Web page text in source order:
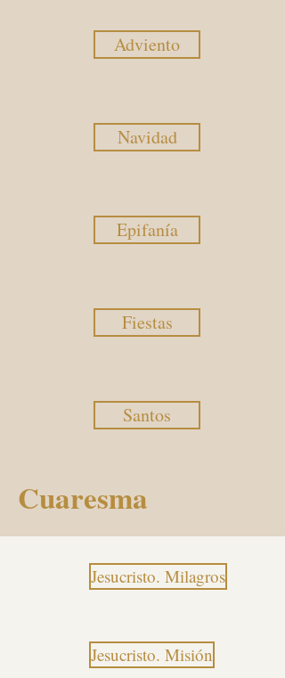
Adviento
Navidad
Epifanía
Fiestas
Santos
Cuaresma
Jesucristo. Milagros
Jesucristo. Misión